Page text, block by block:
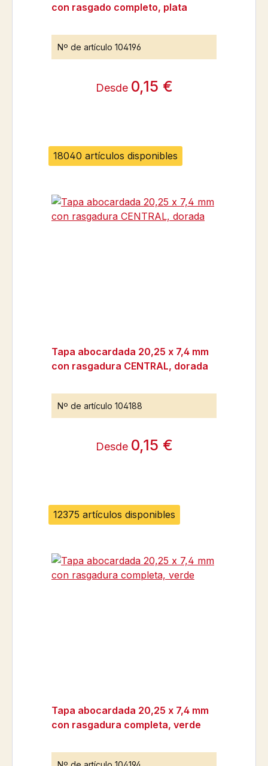
18040 artículos disponibles
con rasgado completo, plata
Nº de artículo 104196
Desde 0,15 €
12375 artículos disponibles
Tapa abocardada 20,25 x 7,4 mm
con rasgadura CENTRAL, dorada
Nº de artículo 104188
Desde 0,15 €
Tapa abocardada 20,25 x 7,4 mm
con rasgadura completa, verde